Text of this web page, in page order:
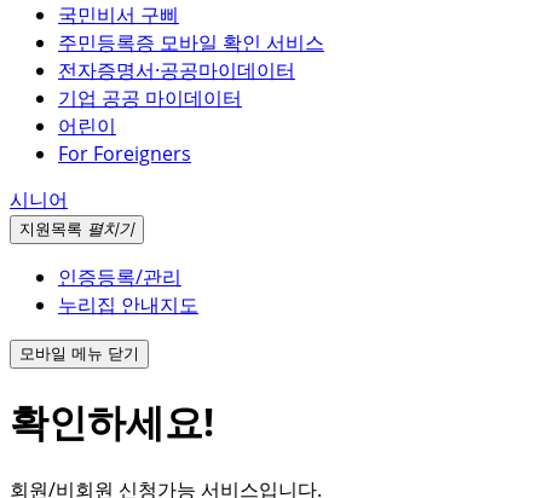
국민비서 구삐
주민등록증 모바일 확인 서비스
전자증명서·공공마이데이터
기업 공공 마이데이터
어린이
For Foreigners
시니어
지원 목록 펼치기
인증등록/관리
누리집 안내지도
모바일 메뉴 닫기
확인하세요!
회원/비회원 신청가능 서비스입니다.